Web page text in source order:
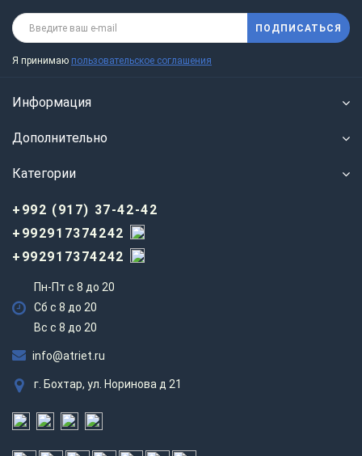
ПОДПИСАТЬСЯ
Я принимаю пользовательское соглашения
Информация
Дополнительно
Категории
+992 (917) 37-42-42
+992917374242
+992917374242
Пн-Пт с 8 до 20
Сб с 8 до 20
Вс c 8 до 20
info@atriet.ru
г. Бохтар, ул. Норинова д 21